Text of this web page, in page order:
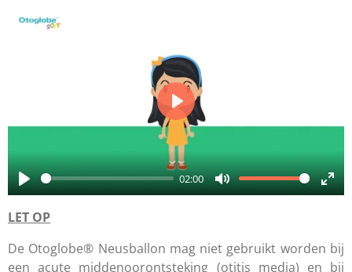
P
l
02:00
M
e
E
e
P
a
y
LET OP
De Otoglobe® Neusballon mag niet gebruikt worden bij
een acute middenoorontsteking (otitis media) en bij